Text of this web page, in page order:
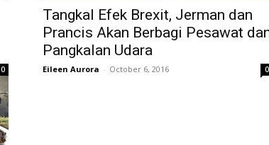
0
Tangkal Efek Brexit, Jerman dan
Prancis Akan Berbagi Pesawat
Pangkalan Udara
Eileen Aurora - October 6, 2016 0